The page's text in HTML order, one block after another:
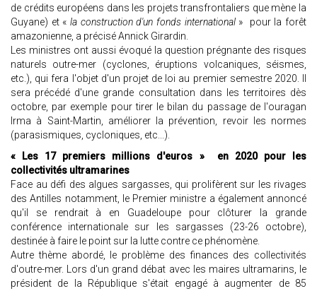
de crédits européens dans les projets transfrontaliers que mène la
Guyane) et « la construction d'un fonds international » pour la forêt
amazonienne, a précisé Annick Girardin.
Les ministres ont aussi évoqué la question prégnante des risques
naturels outre-mer (cyclones, éruptions volcaniques, séismes,
etc.), qui fera l'objet d'un projet de loi au premier semestre 2020. Il
sera précédé d'une grande consultation dans les territoires dès
octobre, par exemple pour tirer le bilan du passage de l'ouragan
Irma à Saint-Martin, améliorer la prévention, revoir les normes
(parasismiques, cycloniques, etc...).
« Les 17 premiers millions d'euros » en 2020 pour les
collectivités ultramarines
Face au défi des algues sargasses, qui prolifèrent sur les rivages
des Antilles notamment, le Premier ministre a également annoncé
qu'il se rendrait à en Guadeloupe pour clôturer la grande
conférence internationale sur les sargasses (23-26 octobre),
destinée à faire le point sur la lutte contre ce phénomène.
Autre thème abordé, le problème des finances des collectivités
d'outre-mer. Lors d'un grand débat avec les maires ultramarins, le
président de la République s'était engagé à augmenter de 85